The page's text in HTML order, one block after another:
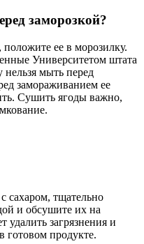
заморозкой?
ее в морозилку.
Университетом штата
нельзя мыть перед
замораживанием ее
Сушить ягоды важно,
сахаром, тщательно
и обсушите их на
загрязнения и
готовом продукте.